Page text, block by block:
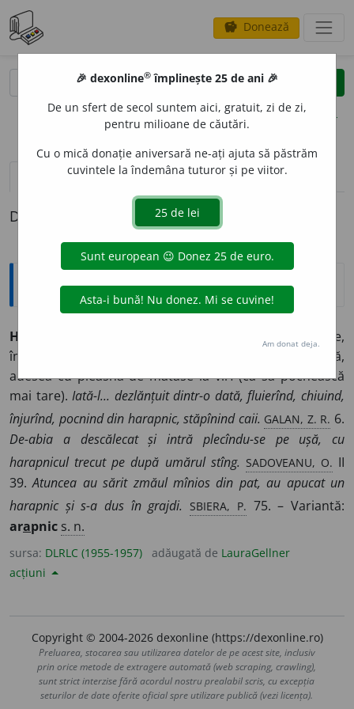
savings Donează
clear
opțiuni
definiții (1)
Definiția cu ID-ul 910799:
Explicative DEX
HAR
) Bici mare,
împletit din cînepă sau din curele, cu codiriștea scurtă,
adesea cu pleasnă de mătase la vîrf (ca să pocnească
mai tare).Iată-l... dezlănțuit dintr-o dată, fluierînd, chiuind,
înjurînd, pocnind din harapnic, stăpînind caii. GALAN, Z. R. 6.
De-abia a descălecat și intră plecîndu-se pe ușă, cu
harapnicul trecut pe după umărul stîng. SADOVEANU, O. II
39.Atuncea au sărit zmăul mînios din pat, au apucat un
harapnic și s-a dus în grajdi. SBIERA, P. 75. – Variantă:
arapnic s. n.
sursa: DLRLC (1955-1957) adăugată de LauraGellner
acțiuni
Copyright © 2004-2026 dexonline (https://dexonline.ro)
Preluarea, stocarea sau utilizarea datelor de pe acest site, inclusiv
prin orice metode de extragere automată (web scraping, crawling),
sunt strict interzise fără acordul nostru prealabil scris, cu excepția
seturilor de date oferite oficial spre utilizare publică (vezi licența).
🎉 dexonline® împlinește 25 de ani 🎉
De un sfert de secol suntem aici, gratuit, zi de zi,
pentru milioane de căutări.
Cu o mică donație aniversară ne-ați ajuta să păstrăm
cuvintele la îndemâna tuturor și pe viitor.
Am donat deja.